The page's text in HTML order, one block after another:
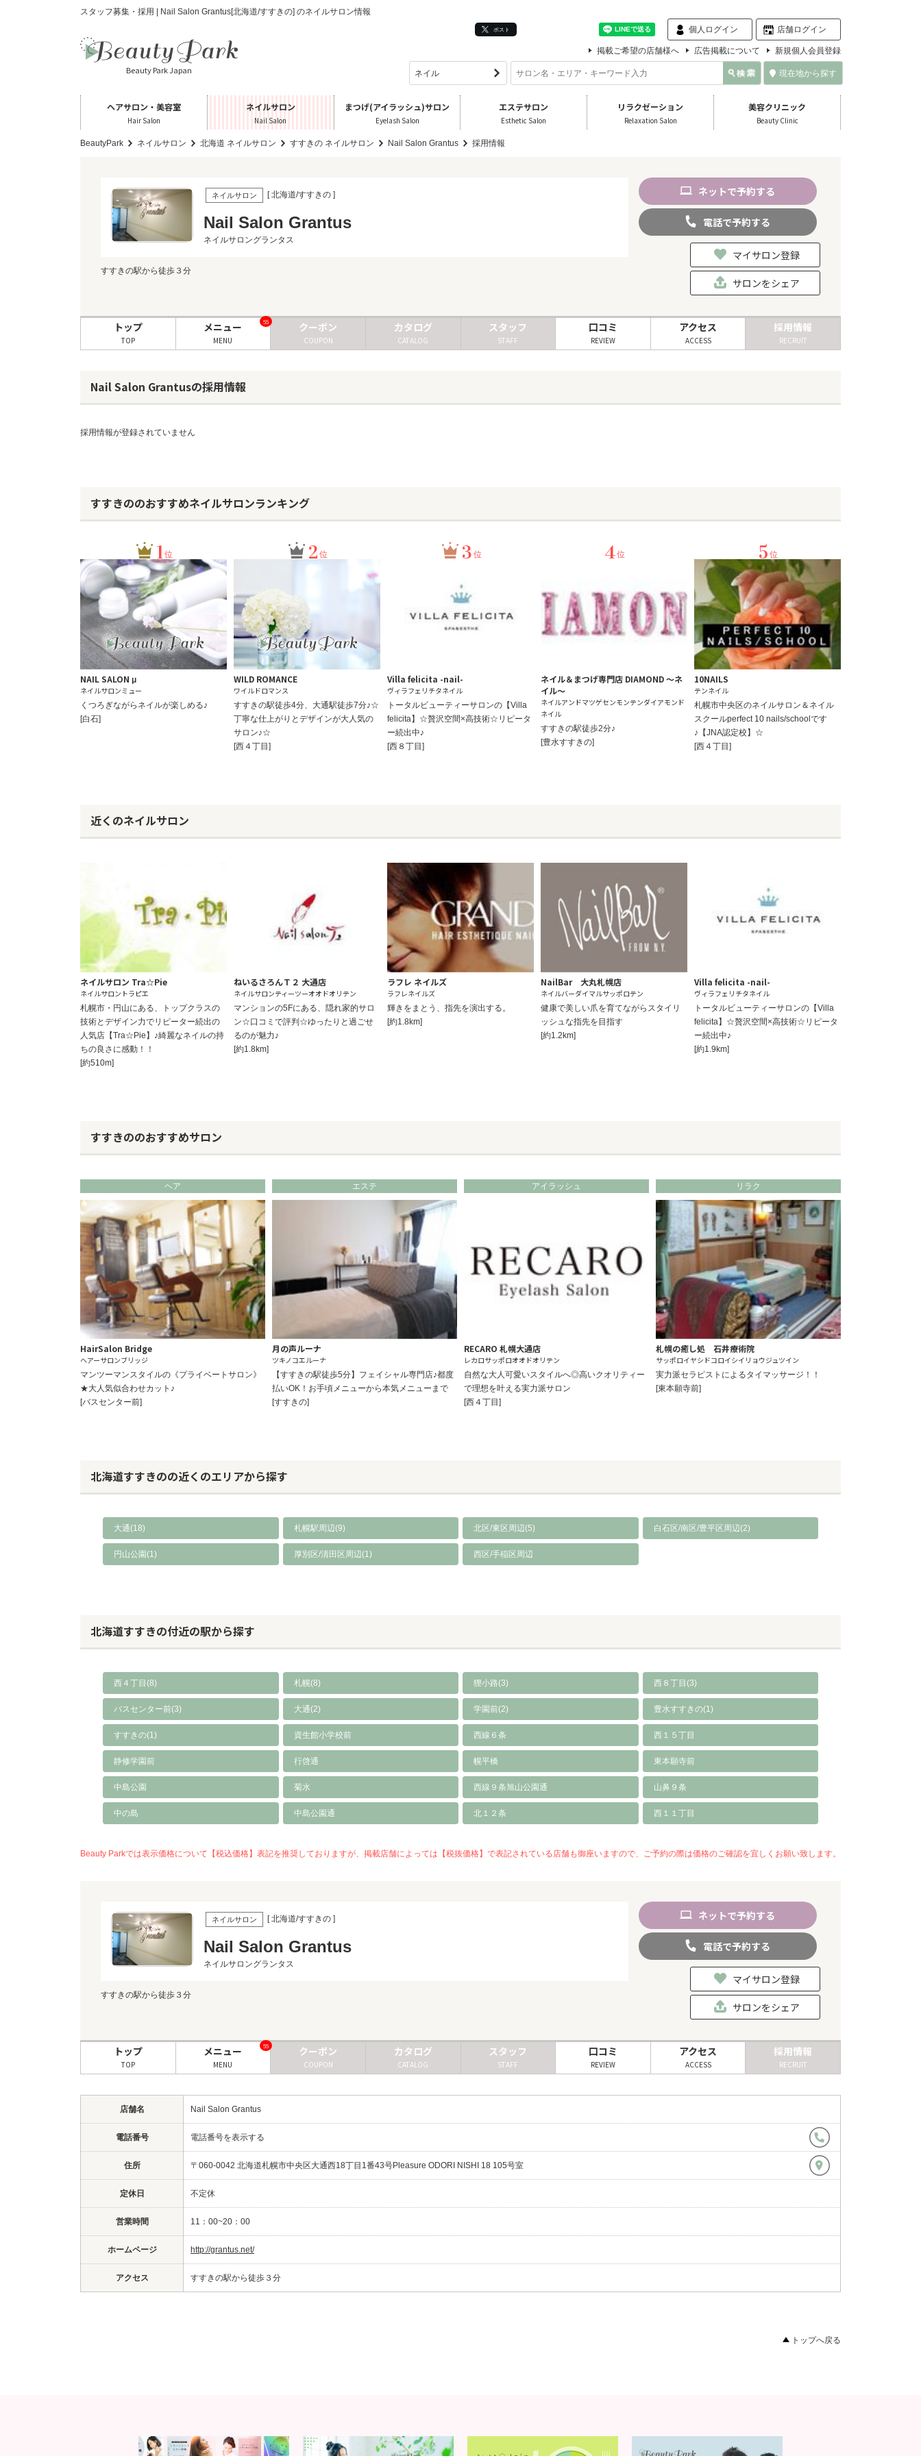
スタッフ募集・採用 | Nail Salon Grantus[北海道/すすきの] のネイルサロン情報
ポスト 個人ログイン 店舗ログイン
Beauty Park Japan
掲載ご希望の店舗様へ 広告掲載について 新規個人会員登録
現在地から探す
ヘアサロン・美容室
Hair Salon
ネイルサロン
Nail Salon
まつげ(アイラッシュ)サロン
Eyelash Salon
エステサロン
Esthetic Salon
リラクゼーション
Relaxation Salon
美容クリニック
Beauty Clinic
BeautyPark ネイルサロン 北海道 ネイルサロン すすきの ネイルサロン Nail Salon Grantus 採用情報
ネイルサロン [ 北海道/すすきの ]
Nail Salon Grantus
ネイルサロングランタス
すすきの駅から徒歩３分
ネットで予約する
電話で予約する
マイサロン登録
サロンをシェア
トップ
TOP
メニュー
MENU
55 クーポン
COUPON
カタログ
CATALOG
スタッフ
STAFF
口コミ
REVIEW
アクセス
ACCESS
採用情報
RECRUIT
Nail Salon Grantusの採用情報
採用情報が登録されていません
すすきののおすすめネイルサロンランキング
1位
NAIL SALON μ
ネイルサロンミュー
くつろぎながらネイルが楽しめる♪
[白石]
2 位
WILD ROMANCE
ワイルドロマンス
すすきの駅徒歩4分、大通駅徒歩7分♪☆
丁寧な仕上がりとデザインが大人気の
サロン♪☆
[西４丁目]
3 位
Villa felicita -nail-
ヴィラフェリチタネイル
トータルビューティーサロンの【Villa
felicita】☆贅沢空間×高技術☆リピータ
ー続出中♪
[西８丁目]
4位
ネイル＆まつげ専門店 DIAMOND ～ネ
イル～
ネイルアンドマツゲセンモンテンダイアモンド
ネイル
すすきの駅徒歩2分♪
[豊水すすきの]
5 位
10NAILS
テンネイル
札幌市中央区のネイルサロン＆ネイル
スクールperfect 10 nails/schoolです
♪【JNA認定校】☆
[西４丁目]
近くのネイルサロン
ネイルサロン Tra☆Pie
ネイルサロントラピエ
札幌市・円山にある、トップクラスの
技術とデザイン力でリピーター続出の
人気店【Tra☆Pie】♪綺麗なネイルの持
ちの良さに感動！！
[約510m]
ねいるさろんＴ２ 大通店
ネイルサロンティーツーオオドオリテン
マンションの5Fにある、隠れ家的サロ
ン☆口コミで評判☆ゆったりと過ごせ
るのが魅力♪
[約1.8km]
ラフレ ネイルズ
ラフレネイルズ
輝きをまとう、指先を演出する。
[約1.8km]
NailBar 大丸札幌店
ネイルバーダイマルサッポロテン
健康で美しい爪を育てながらスタイリ
ッシュな指先を目指す
[約1.2km]
Villa felicita -nail-
ヴィラフェリチタネイル
トータルビューティーサロンの【Villa
felicita】☆贅沢空間×高技術☆リピータ
ー続出中♪
[約1.9km]
すすきののおすすめサロン
ヘア
HairSalon Bridge
ヘアーサロンブリッジ
マンツーマンスタイルの《プライベートサロン》
★大人気似合わせカット♪
[バスセンター前]
エステ
月の声ルーナ
ツキノコエルーナ
【すすきの駅徒歩5分】フェイシャル専門店♪都度
払いOK！お手頃メニューから本気メニューまで
[すすきの]
アイラッシュ
RECARO 札幌大通店
レカロサッポロオオドオリテン
自然な大人可愛いスタイルへ◎高いクオリティー
で理想を叶える実力派サロン
[西４丁目]
リラク
札幌の癒し処 石井療術院
サッポロイヤシドコロイシイリョウジュツイン
実力派セラピストによるタイマッサージ！！
[東本願寺前]
北海道すすきのの近くのエリアから探す
大通(18) 札幌駅周辺(9) 北区/東区周辺(5) 白石区/南区/豊平区周辺(2)
円山公園(1) 厚別区/清田区周辺(1) 西区/手稲区周辺
北海道すすきの付近の駅から探す
西４丁目(8) 札幌(8) 狸小路(3) 西８丁目(3)
バスセンター前(3) 大通(2) 学園前(2) 豊水すすきの(1)
すすきの(1) 資生館小学校前 西線６条 西１５丁目
静修学園前 行啓通 幌平橋 東本願寺前
中島公園 菊水 西線９条旭山公園通 山鼻９条
中の島 中島公園通 北１２条 西１１丁目
Beauty Parkでは表示価格について【税込価格】表記を推奨しておりますが、掲載店舗によっては【税抜価格】で表記されている店舗も御座いますので、ご予約の際は価格のご確認を宜しくお願い致します。
ネイルサロン [ 北海道/すすきの ]
Nail Salon Grantus
ネイルサロングランタス
すすきの駅から徒歩３分
ネットで予約する
電話で予約する
マイサロン登録
サロンをシェア
トップ
TOP
メニュー
MENU
55 クーポン
COUPON
カタログ
CATALOG
スタッフ
STAFF
口コミ
REVIEW
アクセス
ACCESS
採用情報
RECRUIT
店舗名 Nail Salon Grantus
電話番号 電話番号を表示する
住所 〒060-0042 北海道札幌市中央区大通西18丁目1番43号Pleasure ODORI NISHI 18 105号室
定休日 不定休
営業時間 11：00~20：00
ホームページ http://grantus.net/
アクセス すすきの駅から徒歩３分
トップへ戻る